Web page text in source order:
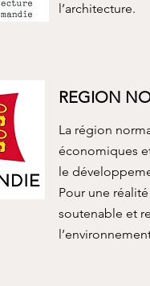
l’architecture.
REGION
La région
économiques
le
Pour une
soutenable et